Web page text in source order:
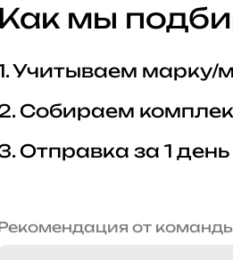
Как мы
Учитываем
Собираем
Отправка за 1 день
от